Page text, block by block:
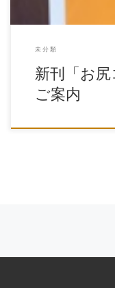
未分類
新刊「お
ご案内